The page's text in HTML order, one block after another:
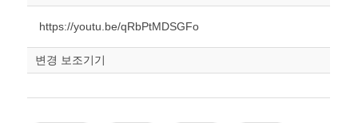
조정
https://youtu.be/qRbPtMDSGFo
변경 보조기기